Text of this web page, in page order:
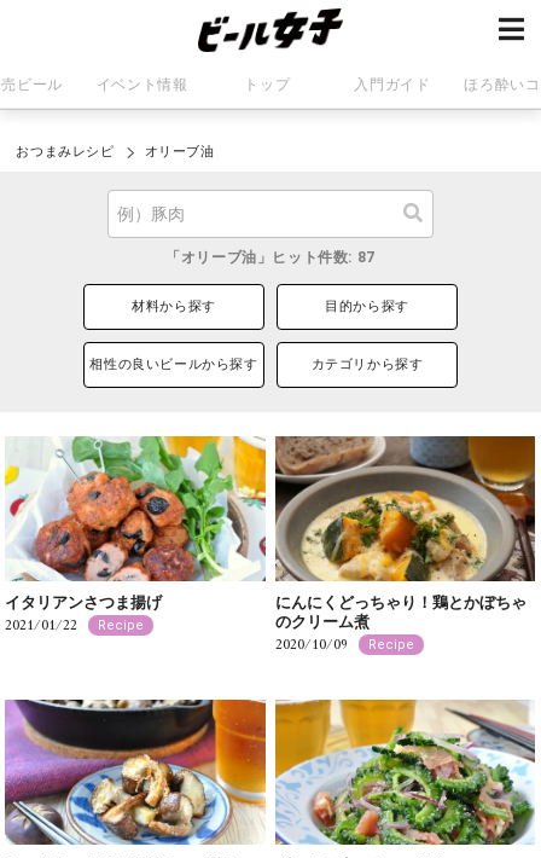
ビール イベント情報 トップ 入門ガイド ほろ酔い
おつまみレシピ オリーブ油
「オリーブ油」ヒット件数: 87
材料から探す 目的から探す
相性の良いビールから探す カテゴリから探す
イタリアンさつま揚げ
2021/01/22 Recipe
にんにくどっちゃり！鶏とかぼちゃ
のクリーム煮
2020/10/09 Recipe